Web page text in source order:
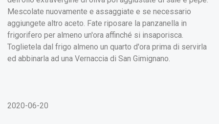
Mescolate nuovamente e assaggiate e se necessario
aggiungete altro aceto. Fate riposare la panzanella in
frigorifero per almeno un'ora affinché si insaporisca.
Toglietela dal frigo almeno un quarto d'ora prima di servirla
ed abbinarla ad una Vernaccia di San Gimignano.
2020-06-20